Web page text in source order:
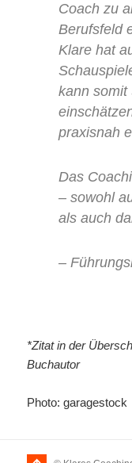
Coach zu
Berufsfeld
Klare hat
kann somit
praxisnah
Das
– sowohl
als auch
–
*Zitat in der
Buchautor
Photo: garagestock